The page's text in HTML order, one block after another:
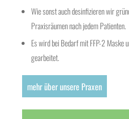
Wie sonst auch desinfizieren wir
Praxisräumen nach jedem Patienten.
Es wird bei Bedarf mit FFP-2 Maske
gearbeitet.
mehr über unsere Praxen